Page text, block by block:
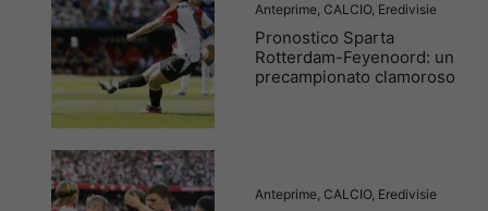
Anteprime, CALCIO, Eredivisie
Pronostico Sparta
Rotterdam-Feyenoord: un
precampionato clamoroso
Anteprime, CALCIO, Eredivisie